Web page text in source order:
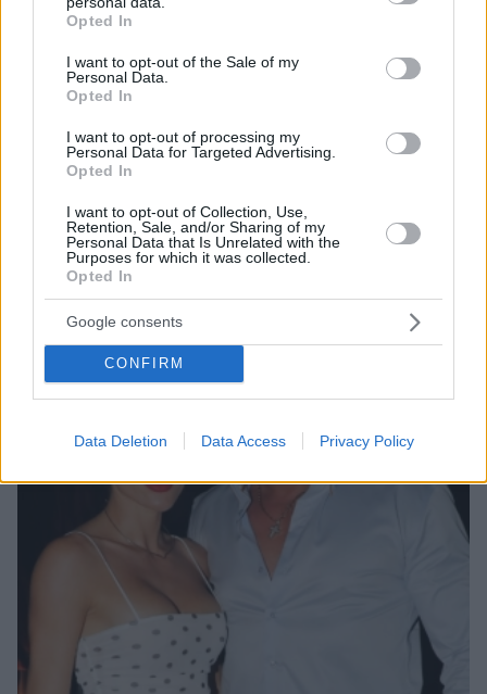
grant or deny consent to Google and its third-party tags to
use your data for below specified purposes in below Google
consent section.
Opted In
I want to opt-out of the Sale of my
Personal Data.
Opted In
I want to opt-out of processing my
Personal Data for Targeted Advertising.
Opted In
I want to opt-out of Collection, Use,
Retention, Sale, and/or Sharing of my
Personal Data that Is Unrelated with the
Purposes for which it was collected.
Opted In
Google consents
CONFIRM
Data Deletion Data Access Privacy Policy
«Τα παιδιά έχουν μια μικρή ίωση»: Το τελευταίο
μήνυμα της μητέρας στον πρώην σύζυγό της πριν
δολοφονήσει τα τέσσερα παιδιά τους
06.08.2026, 04:44